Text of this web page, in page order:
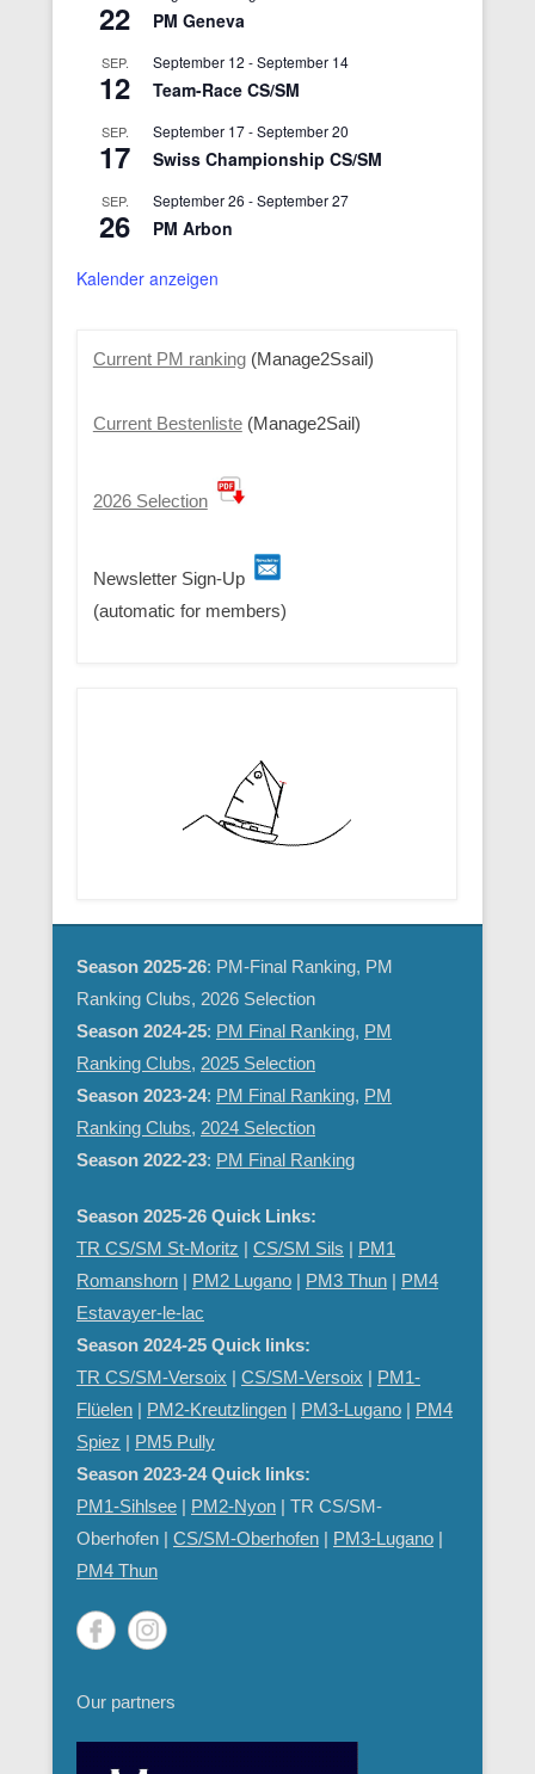
22 PM Geneva
SEP.
12
September 12 -September 14
Team-Race CS/SM
SEP.
17
September 17-September 20
Swiss Championship CS/SM
SEP.
26
September 26 -September 27
PM Arbon
Kalender anzeigen
Current PM ranking(Manage2Ssail)
Current Bestenliste(Manage2Sail)
2026 Selection
Newsletter Sign-Up
(automatic for members)
Season 2025-26: PM-Final Ranking, PM
Ranking Clubs, 2026 Selection
Season 2024-25: PM Final Ranking, PM
Ranking Clubs, 2025 Selection
Season 2023-24: PM Final Ranking, PM
Ranking Clubs, 2024 Selection
Season 2022-23: PM Final Ranking
Season 2025-26 Quick Links:
TR CS/SM St-Moritz | CS/SM Sils | PM1
Romanshorn | PM2 Lugano | PM3 Thun | PM4
Estavayer-le-lac
Season 2024-25 Quick links:
TR CS/SM-Versoix | CS/SM-Versoix | PM1-
Flüelen | PM2-Kreutzlingen | PM3-Lugano | PM4
Spiez | PM5 Pully
Season 2023-24 Quick links:
PM1-Sihlsee | PM2-Nyon | TR CS/SM-
Oberhofen | CS/SM-Oberhofen | PM3-Lugano |
PM4 Thun
Our partners